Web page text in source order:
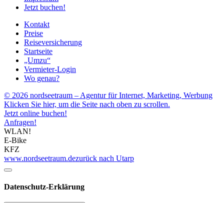
Jetzt buchen!
Kontakt
Preise
Reiseversicherung
Startseite
„Umzu“
Vermieter-Login
Wo genau?
© 2026 nordseetraum – Agentur für Internet, Marketing, Werbung
Klicken Sie hier, um die Seite nach oben zu scrollen.
Jetzt online buchen!
Anfragen!
WLAN!
E-Bike
KFZ
www.nordseetraum.dezurück nach Utarp
Datenschutz-Erklärung